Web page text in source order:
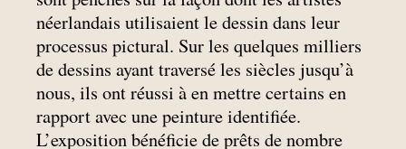
néerlandais utilisaient le dessin dans leur
processus pictural. Sur les quelques milliers
de dessins ayant traversé les siècles jusqu’à
nous, ils ont réussi à en mettre certains en
rapport avec une peinture identifiée.
L’exposition bénéficie de prêts de nombre